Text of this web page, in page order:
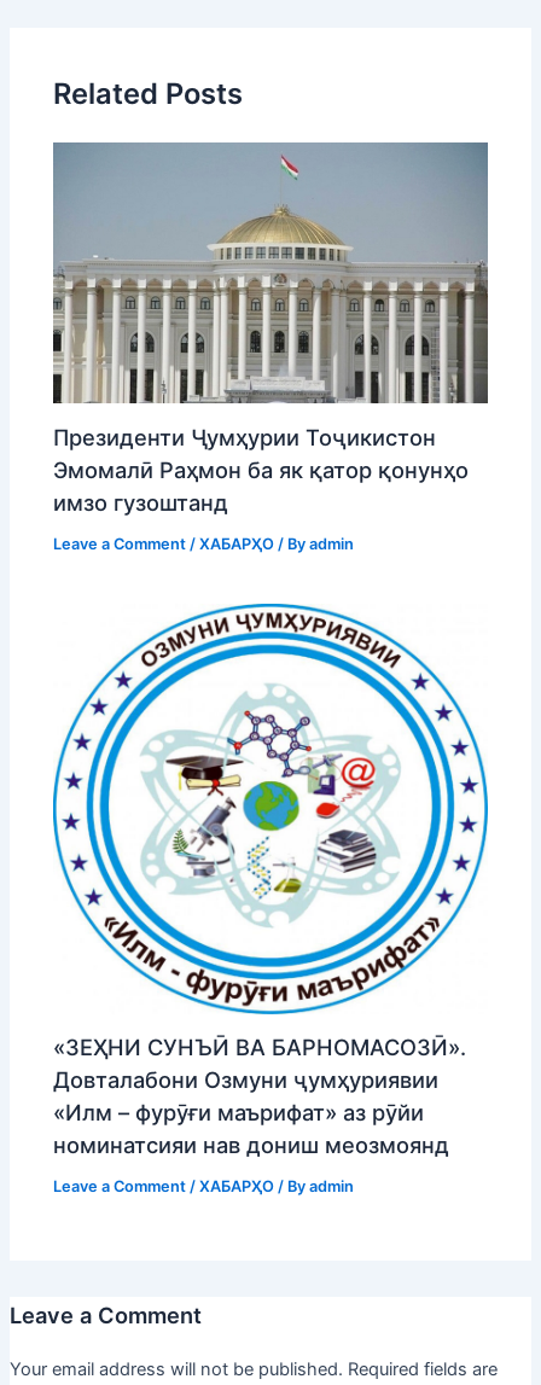
Related Posts
Президенти Ҷумҳурии Тоҷикистон
Эмомалӣ Раҳмон ба як қатор қонунҳо
имзо гузоштанд
Leave a Comment /ХАБАРҲО / Byadmin
«ЗЕҲНИ СУНЪӢ ВА БАРНОМАСОЗӢ».
Довталабони Озмуни ҷумҳуриявии
«Илм – фурӯғи маърифат» аз рӯйи
номинатсияи нав дониш меозмоянд
Leave a Comment /ХАБАРҲО / Byadmin
Leave a Comment
Your email address will not be published. Required fields are